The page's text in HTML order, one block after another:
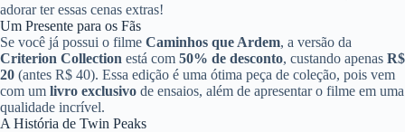
adorar ter essas cenas extras!
Um Presente para os Fãs
Se você já possui o filme Caminhos que Ardem, a versão da
Criterion Collection está com 50% de desconto, custando apenas R$
20 (antes R$ 40). Essa edição é uma ótima peça de coleção, pois vem
com um livro exclusivo de ensaios, além de apresentar o filme em uma
qualidade incrível.
A História de Twin Peaks